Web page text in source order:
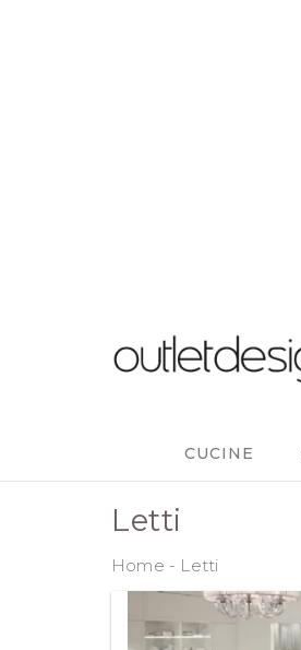
CUCINE
Letti
Home - Letti